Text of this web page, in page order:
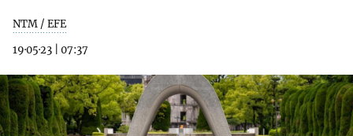
NTM / EFE
19·05·23
07:37